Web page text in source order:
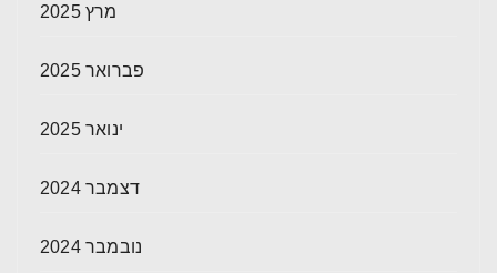
מרץ 2025
פברואר 2025
ינואר 2025
דצמבר 2024
נובמבר 2024